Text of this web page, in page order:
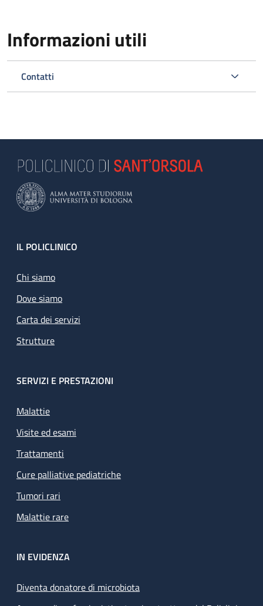
Informazioni utili
Contatti
Footer
IL POLICLINICO
Chi siamo
Dove siamo
Carta dei servizi
Strutture
SERVIZI E PRESTAZIONI
Malattie
Visite ed esami
Trattamenti
Cure palliative pediatriche
Tumori rari
Malattie rare
IN EVIDENZA
Diventa donatore di microbiota